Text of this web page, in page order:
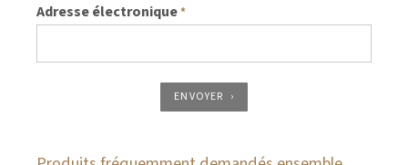
Adresse électronique*
ENVOYER